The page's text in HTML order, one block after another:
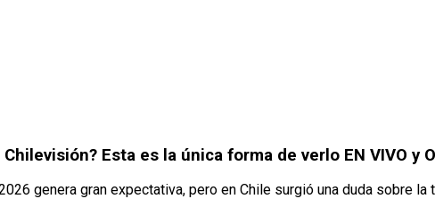
Esta es la única forma de verlo EN VIVO y
genera gran expectativa, pero en Chile surgió una duda sobre la